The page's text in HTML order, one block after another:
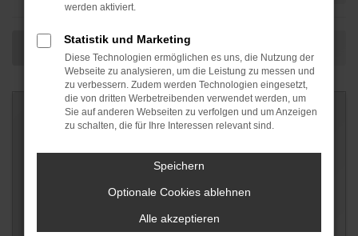
werden aktiviert.
Statistik und Marketing
Diese Technologien ermöglichen es uns, die Nutzung der
Webseite zu analysieren, um die Leistung zu messen und
zu verbessern. Zudem werden Technologien eingesetzt,
die von dritten Werbetreibenden verwendet werden, um
Sie auf anderen Webseiten zu verfolgen und um Anzeigen
zu schalten, die für Ihre Interessen relevant sind.
Speichern
Optionale Cookies ablehnen
Alle akzeptieren